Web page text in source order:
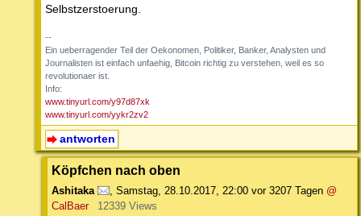
Selbstzerstoerung.
--
Ein ueberragender Teil der Oekonomen, Politiker, Banker, Analysten und
Journalisten ist einfach unfaehig, Bitcoin richtig zu verstehen, weil es so
revolutionaer ist.
Info:
www.tinyurl.com/y97d87xk
www.tinyurl.com/yykr2zv2
antworten
Köpfchen nach oben
Ashitaka , Samstag, 28.10.2017, 22:00 vor 3207 Tagen @
CalBaer
12339 Views